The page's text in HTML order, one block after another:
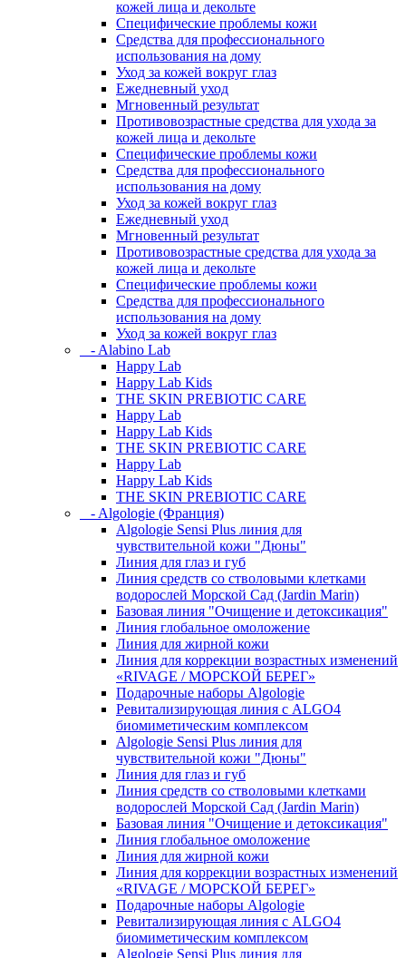
кожей лица и декольте
Специфические проблемы кожи
Средства для профессионального
использования на дому
Уход за кожей вокруг глаз
Ежедневный уход
Мгновенный результат
Противовозрастные средства для ухода за
кожей лица и декольте
Специфические проблемы кожи
Средства для профессионального
использования на дому
Уход за кожей вокруг глаз
Ежедневный уход
Мгновенный результат
Противовозрастные средства для ухода за
кожей лица и декольте
Специфические проблемы кожи
Средства для профессионального
использования на дому
Уход за кожей вокруг глаз
- Alabino Lab
Happy Lab
Happy Lab Kids
THE SKIN PREBIOTIC CARE
Happy Lab
Happy Lab Kids
THE SKIN PREBIOTIC CARE
Happy Lab
Happy Lab Kids
THE SKIN PREBIOTIC CARE
- Algologie (Франция)
Algologie Sensi Plus линия для
чувcтвительной кожи "Дюны"
Линия для глаз и губ
Линия средств со стволовыми клетками
водорослей Морской Сад (Jardin Marin)
Базовая линия "Очищение и детоксикация"
Линия глобальное омоложение
Линия для жирной кожи
Линия для коррекции возрастных изменений
«RIVAGE / МОРСКОЙ БЕРЕГ»
Подарочные наборы Algologie
Ревитализирующая линия с ALGO4
биомиметическим комплексом
Algologie Sensi Plus линия для
чувcтвительной кожи "Дюны"
Линия для глаз и губ
Линия средств со стволовыми клетками
водорослей Морской Сад (Jardin Marin)
Базовая линия "Очищение и детоксикация"
Линия глобальное омоложение
Линия для жирной кожи
Линия для коррекции возрастных изменений
«RIVAGE / МОРСКОЙ БЕРЕГ»
Подарочные наборы Algologie
Ревитализирующая линия с ALGO4
биомиметическим комплексом
Algologie Sensi Plus линия для